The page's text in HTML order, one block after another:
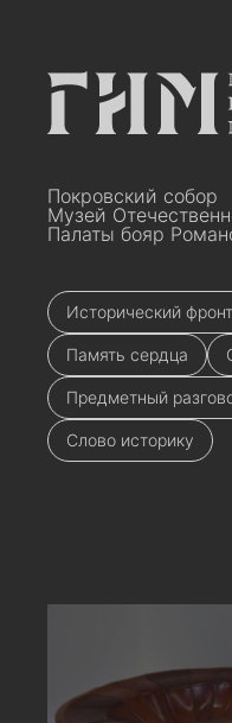
Покровский собор
Музей
Палаты бояр
Исторический
Память сердца
Предметный
Слово историку